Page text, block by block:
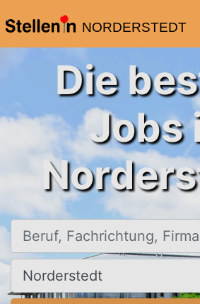
NORDERSTEDT
Die
Jobs
Beruf, Fachrichtung, Firma
Ort, Stadt